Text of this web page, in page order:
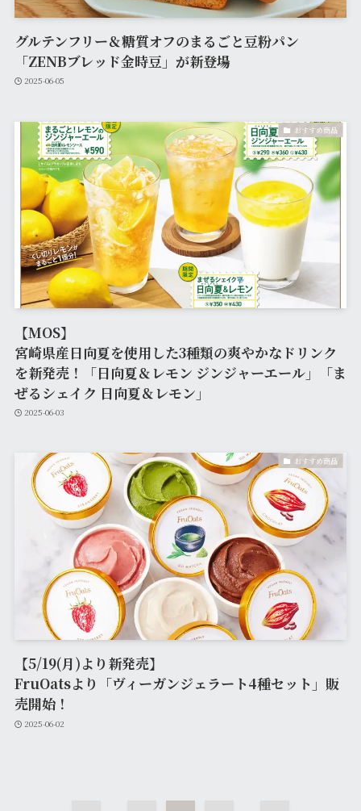
グルテンフリー＆糖質オフのまるごと豆粉パン
「ZENBブレッド金時豆」が新登場
2025-06-05
おすすめ商品
【MOS】
宮崎県産日向夏を使用した3種類の爽やかなドリンク
を新発売！「日向夏＆レモン ジンジャーエール」「ま
ぜるシェイク 日向夏＆レモン」
2025-06-03
おすすめ商品
【5/19(月)より新発売】
FruOatsより「ヴィーガンジェラート4種セット」販
売開始！
2025-06-02